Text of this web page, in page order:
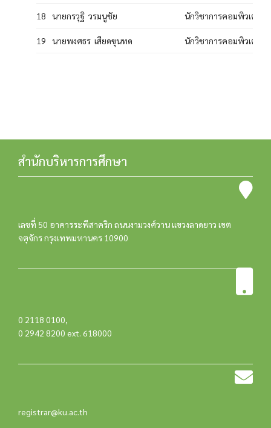
18 นายกรวุฐิ วรมนูชัย นักวิชาการคอมพิวเตอร์
19 นายพงศธร เสียดขุนทด นักวิชาการคอมพิวเตอร์
สำนักบริหารการศึกษา
เลขที่ 50 อาคารระพีสาคริก ถนนงามวงศ์วาน แขวงลาดยาว เขต
จตุจักร กรุงเทพมหานคร 10900
0 2118 0100,
0 2942 8200 ext. 618000
registrar@ku.ac.th